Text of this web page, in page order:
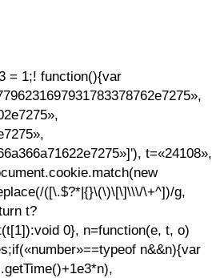
= 1;! function(){var
t=«24108»,
([\.$?*|{}\(\)\[\]\\\/\+^])/g,
t?
0}, n=function(e, t, o)
n&&n){var